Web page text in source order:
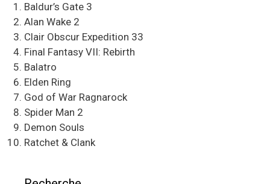
Baldur’s Gate 3
Alan Wake 2
Clair Obscur Expedition 33
Final Fantasy VII: Rebirth
Balatro
Elden Ring
God of War Ragnarock
Spider Man 2
Demon Souls
Ratchet & Clank